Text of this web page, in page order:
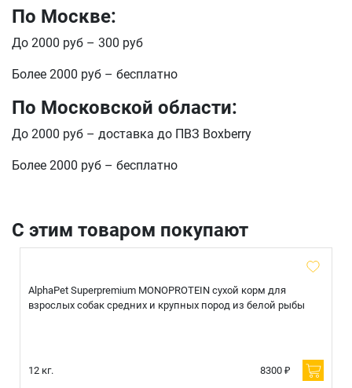
По Москве:
До 2000 руб – 300 руб
Более 2000 руб – бесплатно
По Московской области:
До 2000 руб – доставка до ПВЗ Boxberry
Более 2000 руб – бесплатно
С этим товаром покупают
AlphaPet Superpremium MONOPROTEIN сухой корм для
взрослых собак средних и крупных пород из белой рыбы
12 кг. 8300 ₽